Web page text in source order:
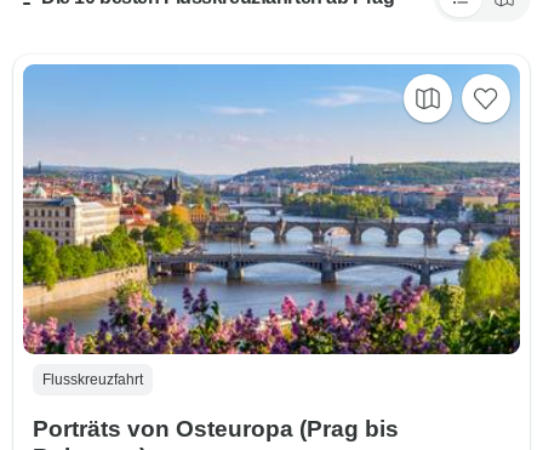
Flusskreuzfahrt
Porträts von Osteuropa (Prag bis